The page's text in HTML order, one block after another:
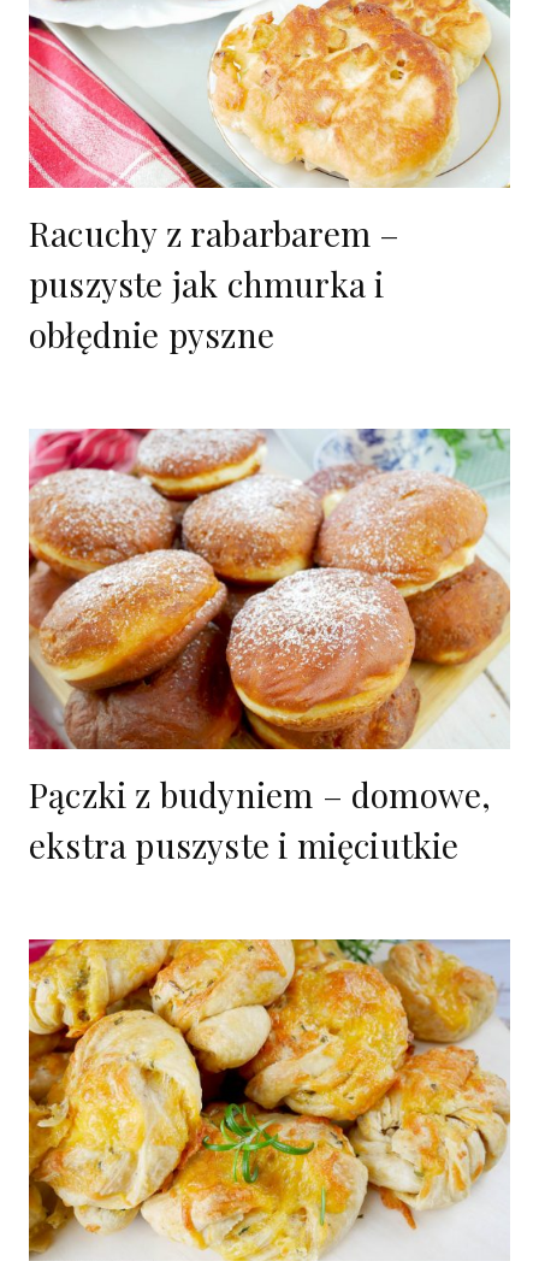
Racuchy z rabarbarem –
puszyste jak chmurka i
obłędnie pyszne
Pączki z budyniem – domowe,
ekstra puszyste i mięciutkie